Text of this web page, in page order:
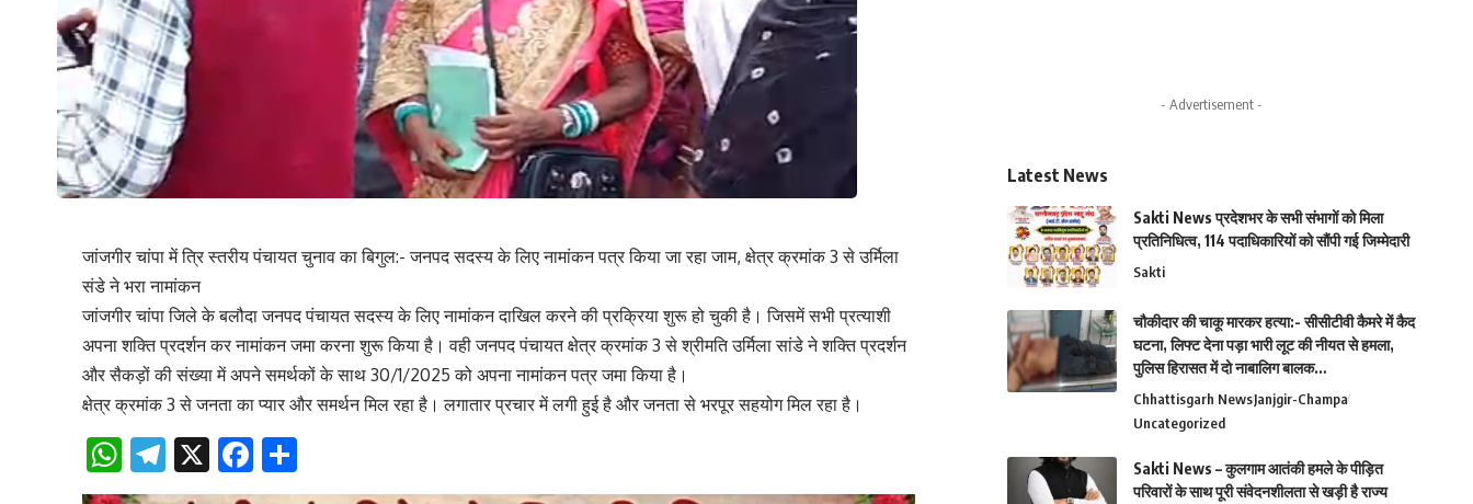
जांजगीर चांपा में त्रि स्तरीय पंचायत चुनाव का बिगुल:- जनपद सदस्य के लिए नामांकन पत्र किया जा रहा जाम, क्षेत्र क्रमांक 3 से उर्मिला
संडे ने भरा नामांकन
जांजगीर चांपा जिले के बलौदा जनपद पंचायत सदस्य के लिए नामांकन दाखिल करने की प्रक्रिया शुरू हो चुकी है। जिसमें सभी प्रत्याशी
अपना शक्ति प्रदर्शन कर नामांकन जमा करना शुरू किया है। वही जनपद पंचायत क्षेत्र क्रमांक 3 से श्रीमति उर्मिला सांडे ने शक्ति प्रदर्शन
और सैकड़ों की संख्या में अपने समर्थकों के साथ 30/1/2025 को अपना नामांकन पत्र जमा किया है।
क्षेत्र क्रमांक 3 से जनता का प्यार और समर्थन मिल रहा है। लगातार प्रचार में लगी हुई है और जनता से भरपूर सहयोग मिल रहा है।
WhatsApp
Telegram
X Facebook
- Advertisement -
Latest News
Sakti News प्रदेशभर के सभी संभागों को मिला
प्रतिनिधित्व, 114 पदाधिकारियों को सौंपी गई जिम्मेदारी
Sakti
चौकीदार की चाकू मारकर हत्या:- सीसीटीवी कैमरे में कैद
घटना, लिफ्ट देना पड़ा भारी लूट की नीयत से हमला,
पुलिस हिरासत में दो नाबालिग बालक…
Chhattisgarh NewsJanjgir-Champa
Uncategorized
Sakti News – कुलगाम आतंकी हमले के पीड़ित
परिवारों के साथ पूरी संवेदनशीलता से खड़ी है राज्य